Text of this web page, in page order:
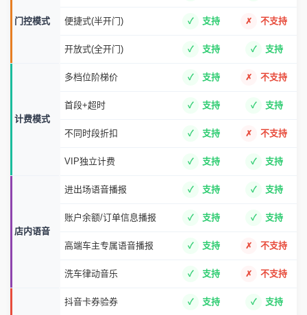
门控模式 便捷式(半开门) 支持 不支持
开放式(全开门) 支持 支持
计费模式
多档位阶梯价 支持 不支持
首段+超时 支持 支持
不同时段折扣 支持 不支持
VIP独立计费 支持 支持
店内语音
进出场语音播报 支持 支持
账户余额/订单信息播报 支持 支持
高端车主专属语音播报 支持 不支持
洗车律动音乐 支持 不支持
抖音卡券验券 支持 支持